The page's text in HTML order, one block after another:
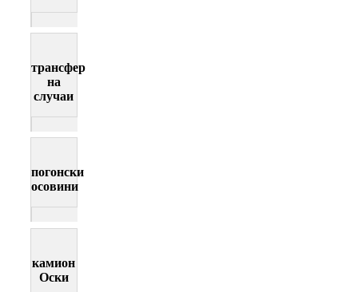
трансфер
на
случаи
погонски
осовини
камион
Оски